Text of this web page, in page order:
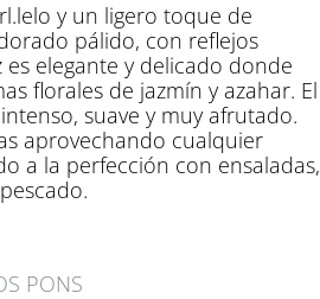
y un ligero toque de
pálido, con reflejos
es elegante y delicado donde
florales de jazmín y azahar. El
suave y muy afrutado.
aprovechando cualquier
a la perfección con ensaladas,
PONS